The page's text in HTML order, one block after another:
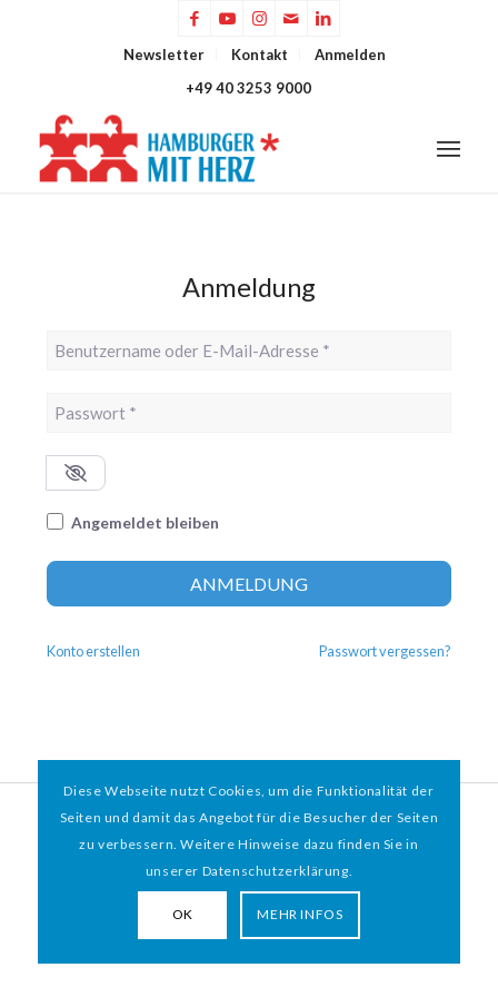
Newsletter Kontakt
Anmelden
+49 40 3253 9000
Anmeldung
Benutzername oder E-Mail-Adresse
Passwort *
Angemeldet bleiben
ANMELDUNG
Konto erstellen Passwort vergessen?
© 2026 HAMBURGER*MIT HERZ e.V. | WEBDESIGN BY WEBIGAMI
Diese Webseite nutzt Cookies, um die Funktionalität der
Seiten und damit das Angebot für die Besucher der Seiten
zu verbessern. Weitere Hinweise dazu finden Sie in
unserer Datenschutzerklärung.
OK MEHR INFOS